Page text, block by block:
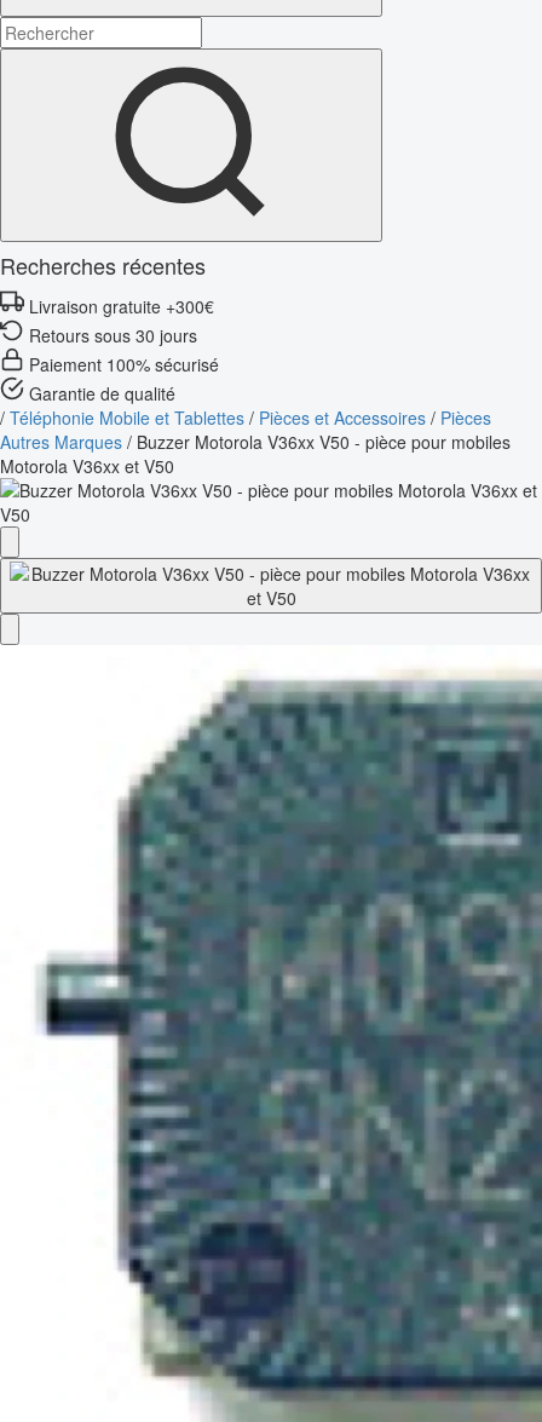
Recherches récentes
Livraison gratuite +300€
Retours sous 30 jours
Paiement 100% sécurisé
Garantie de qualité
/ Téléphonie Mobile et Tablettes / Pièces et Accessoires / Pièces
Autres Marques / Buzzer Motorola V36xx V50 - pièce pour mobiles
Motorola V36xx et V50